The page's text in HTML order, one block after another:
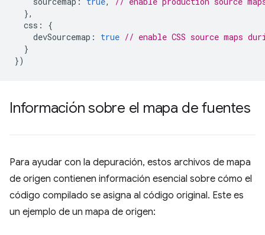
},
css :
{
devSourcemap : true // enable CSS source maps
}
})
Información sobre el mapa de fuentes
Para ayudar con la depuración, estos archivos de mapa
de origen contienen información esencial sobre cómo el
código compilado se asigna al código original. Este es
un ejemplo de un mapa de origen: